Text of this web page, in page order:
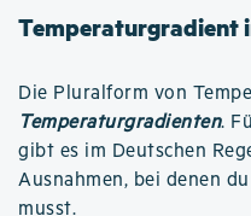
Temperaturgradient
Die Pluralform von
Temperaturgradienten.
gibt es im Deutschen
Ausnahmen, bei denen
musst.